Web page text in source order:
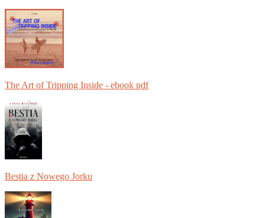
The Art of Tripping Inside - ebook pdf
Bestia z Nowego Jorku